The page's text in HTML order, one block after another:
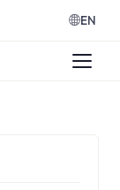
EN